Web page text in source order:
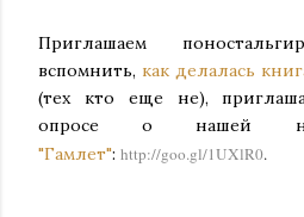
Приглашаем
вспомнить, как делалась
(тех кто еще не),
опросе о нашей
"Гамлет": http://goo.gl/1UXlR0.